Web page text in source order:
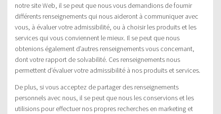
notre site Web, il se peut que nous vous demandions de fournir
différents renseignements qui nous aideront à communiquer avec
vous, à évaluer votre admissibilité, ou à choisir les produits et les
services qui vous conviennent le mieux. Il se peut que nous
obtenions également d’autres renseignements vous concernant,
dont votre rapport de solvabilité. Ces renseignements nous
permettent d’évaluer votre admissibilité à nos produits et services.
De plus, si vous acceptez de partager des renseignements
personnels avec nous, il se peut que nous les conservions et les
utilisions pour effectuer nos propres recherches en marketing et